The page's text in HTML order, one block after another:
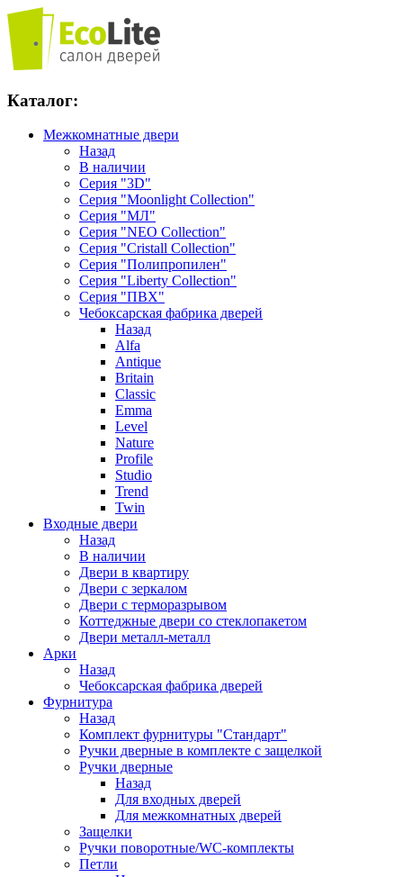
Каталог:
Межкомнатные двери
Назад
В наличии
Серия "3D"
Серия "Moonlight Collection"
Серия "МЛ"
Серия "NEO Collection"
Серия "Cristall Collection"
Серия "Полипропилен"
Серия "Liberty Collection"
Серия "ПВХ"
Чебоксарская фабрика дверей
Назад
Alfa
Antique
Britain
Classic
Emma
Level
Nature
Profile
Studio
Trend
Twin
Входные двери
Назад
В наличии
Двери в квартиру
Двери с зеркалом
Двери с терморазрывом
Коттеджные двери со стеклопакетом
Двери металл-металл
Арки
Назад
Чебоксарская фабрика дверей
Фурнитура
Назад
Комплект фурнитуры "Стандарт"
Ручки дверные в комплекте с защелкой
Ручки дверные
Назад
Для входных дверей
Для межкомнатных дверей
Защелки
Ручки поворотные/WC-комплекты
Петли